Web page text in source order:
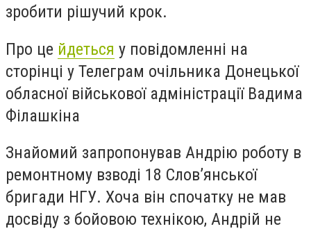
зробити рішучий крок.
Про це йдеться у повідомленні на
сторінці у Телеграм очільника Донецької
обласної військової адміністрації Вадима
Філашкіна
Знайомий запропонував Андрію роботу в
ремонтному взводі 18 Слов’янської
бригади НГУ. Хоча він спочатку не мав
досвіду з бойовою технікою, Андрій не